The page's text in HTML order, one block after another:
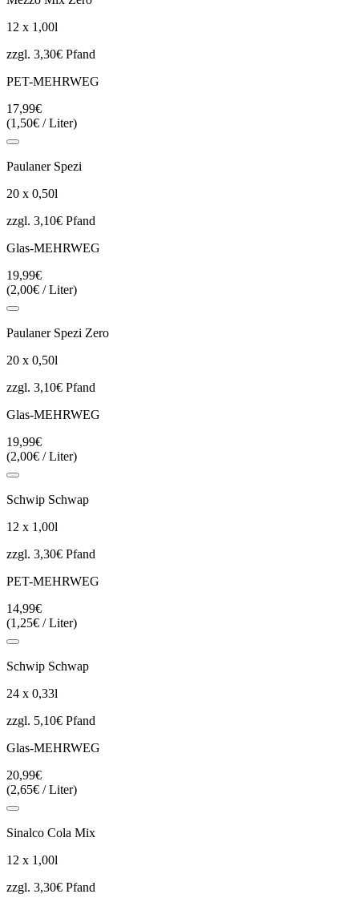
12 x 1,00l
zzgl. 3,30€ Pfand
PET-MEHRWEG
17,99€
(1,50€ / Liter)
Paulaner Spezi
20 x 0,50l
zzgl. 3,10€ Pfand
Glas-MEHRWEG
19,99€
(2,00€ / Liter)
Paulaner Spezi Zero
20 x 0,50l
zzgl. 3,10€ Pfand
Glas-MEHRWEG
19,99€
(2,00€ / Liter)
Schwip Schwap
12 x 1,00l
zzgl. 3,30€ Pfand
PET-MEHRWEG
14,99€
(1,25€ / Liter)
Schwip Schwap
24 x 0,33l
zzgl. 5,10€ Pfand
Glas-MEHRWEG
20,99€
(2,65€ / Liter)
Sinalco Cola Mix
12 x 1,00l
zzgl. 3,30€ Pfand